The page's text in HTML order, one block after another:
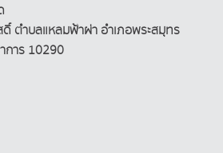
ตำบลแหลมฟ้าผ่า อำเภอพระสมุทร
การ 10290